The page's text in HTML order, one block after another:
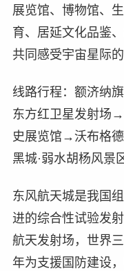
展览馆、博物馆、
育、居延文化品鉴
共同感受宇宙星际
线路行程：额济纳
东方红卫星发射场
史展览馆→沃布格
黑城·弱水胡杨风
东风航天城是我国
进的综合性试验发
航天发射场，世界
年为支援国防建设